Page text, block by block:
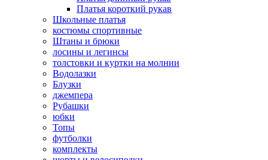
Платья короткий рукав
Школьные платья
костюмы спортивные
Штаны и брюки
лосины и легинсы
толстовки и куртки на молнии
Водолазки
Блузки
джемпера
Рубашки
юбки
Топы
футболки
комплекты